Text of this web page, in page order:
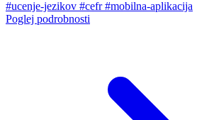
#ucenje-jezikov #cefr#mobilna-aplikacija
Poglej podrobnosti